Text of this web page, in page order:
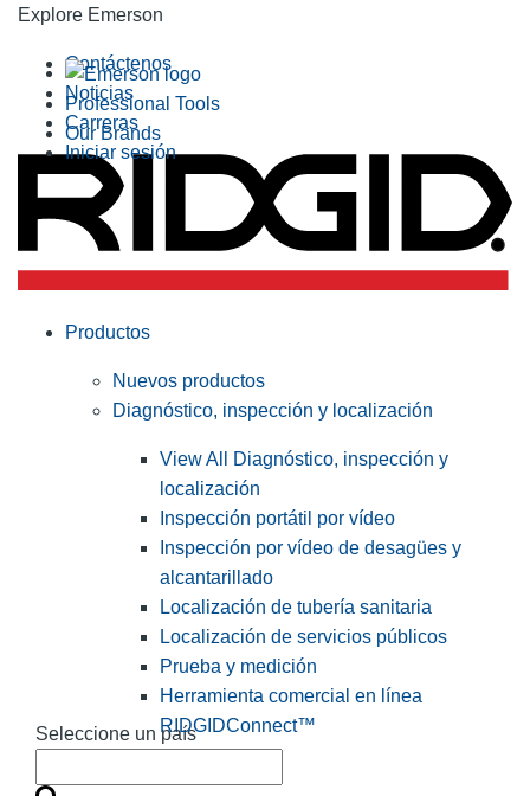
Explore Emerson
Professional Tools
Our Brands
Contáctenos
Noticias
Carreras
Iniciar sesión
Seleccione un país
Productos
Nuevos productos
Diagnóstico, inspección y localización
View All Diagnóstico, inspección y
localización
Inspección portátil por vídeo
Inspección por vídeo de desagües y
alcantarillado
Localización de tubería sanitaria
Localización de servicios públicos
Prueba y medición
Herramienta comercial en línea
RIDGIDConnect™